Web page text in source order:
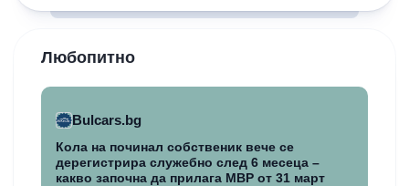
Любопитно
Bulcars.bg
Кола на починал собственик вече се
дерегистрира служебно след 6 месеца –
какво започна да прилага МВР от 31 март